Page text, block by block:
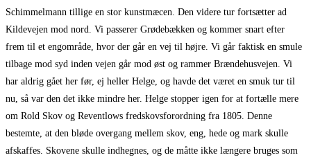
Schimmelmann tillige en stor kunstmæcen. Den videre tur fortsætter ad
Kildevejen mod nord. Vi passerer Grødebækken og kommer snart efter
frem til et engområde, hvor der går en vej til højre. Vi går faktisk en smule
tilbage mod syd inden vejen går mod øst og rammer Brændehusvejen. Vi
har aldrig gået her før, ej heller Helge, og havde det været en smuk tur til
nu, så var den det ikke mindre her. Helge stopper igen for at fortælle mere
om Rold Skov og Reventlows fredskovsforordning fra 1805. Denne
bestemte, at den bløde overgang mellem skov, eng, hede og mark skulle
afskaffes. Skovene skulle indhegnes, og de måtte ikke længere bruges som